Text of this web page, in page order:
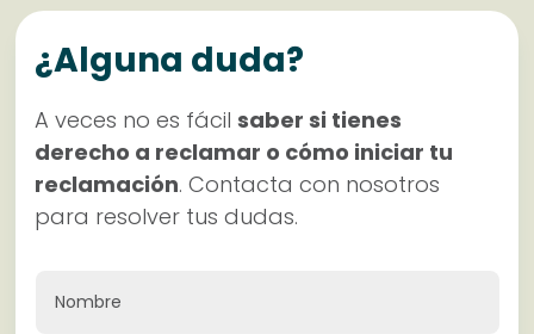
¿Alguna duda?
A veces no es fácilsaber si tienes
derecho a reclamar o cómo iniciar tu
reclamación. Contacta con nosotros
para resolver tus dudas.